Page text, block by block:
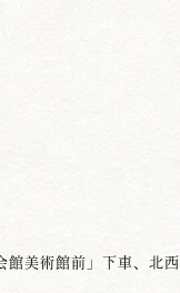
ことを記させ
思うあまり力が
た。平素の練
練習をお願いし
が勝り、刀が
美術館前」下車、北